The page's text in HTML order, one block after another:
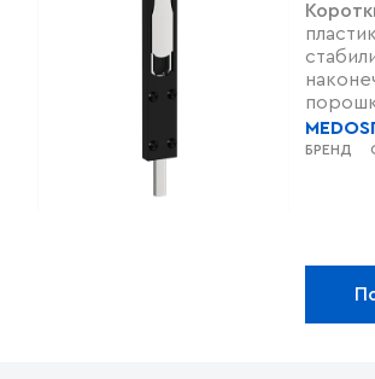
MEDOS
БРЕНД